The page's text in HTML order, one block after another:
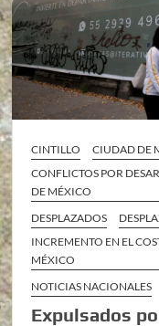
CINTILLO
CIUDAD DE
CONFLICTOS POR
DE MÉXICO
DESPLAZADOS
INCREMENTO EN EL
MÉXICO
NOTICIAS NACIONALES
Expulsados